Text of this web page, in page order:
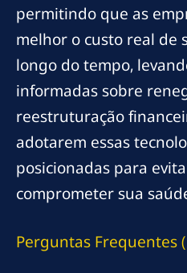
permitindo que as
melhor o custo real de
longo do tempo,
informadas sobre
reestruturação
adotarem essas
posicionadas para
comprometer sua
Perguntas Frequentes